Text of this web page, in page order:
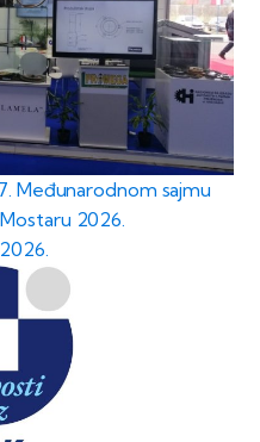
Međunarodnom sajmu
2026.